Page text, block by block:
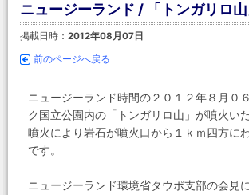
ニュージーランド / 「トンガリロ
掲載日時： 2012年08月07日
前のページへ戻る
ニュージーランド時間の２０１２年８月０
ク国立公園内の「トンガリロ山」が噴火い
噴火により岩石が噴火口から１ｋｍ四方に
です。
ニュージーランド環境省タウポ支部の会見